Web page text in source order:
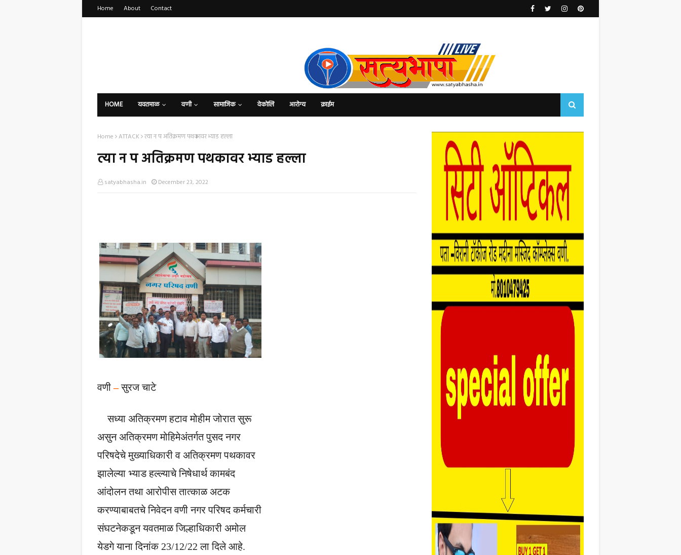
Home About Contact
HOME यवतमाळ वणी सामाजिक वेकोलि आरोग्य क्राईम
Home ATTACK त्या न प अतिक्रमण पथकावर भ्याड हल्ला
त्या न प अतिक्रमण पथकावर भ्याड हल्ला
satyabhasha.in December 23, 2022
वणी–सुरज चाटे
सध्या अतिक्रमण हटाव मोहीम जोरात सुरू
असुन अतिक्रमण मोहिमेअंतर्गत पुसद नगर
परिषदेचे मुख्याधिकारी व अतिक्रमण पथकावर
झालेल्या भ्याड हल्ल्याचे निषेधार्थ कामबंद
आंदोलन तथा आरोपीस तात्काळ अटक
करण्याबाबतचे निवेदन वणी नगर परिषद कर्मचारी
संघटनेकडून यवतमाळ जिल्हाधिकारी अमोल
येडगे याना दिनांक 23/12/22 ला दिले आहे.